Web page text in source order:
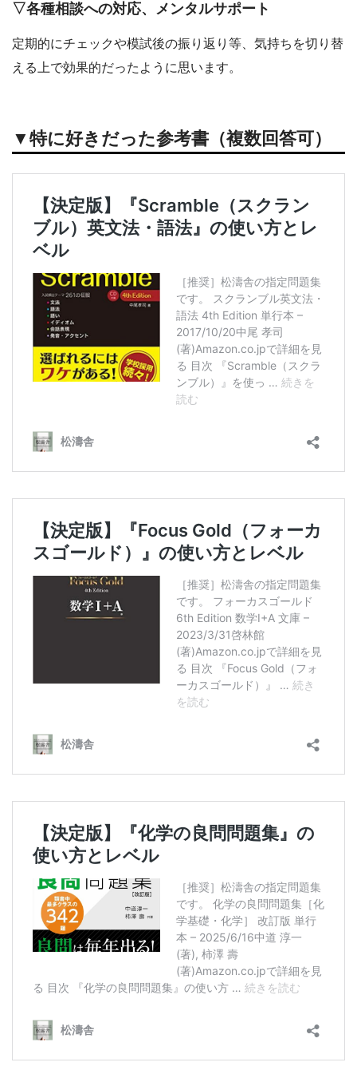
▽各種相談への対応、メンタルサポート
定期的にチェックや模試後の振り返り等、気持ちを切り替
える上で効果的だったように思います。
▼特に好きだった参考書（複数回答可）